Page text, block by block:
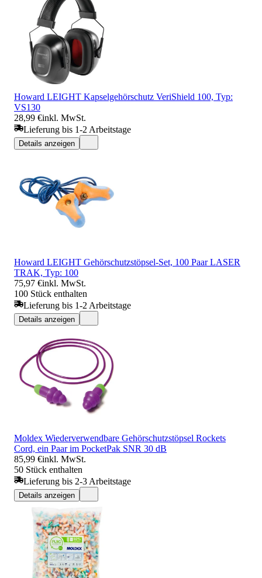
Howard LEIGHT Kapselgehörschutz VeriShield 100, Typ:
VS130
28,99 €inkl. MwSt.
Lieferung bis 1-2 Arbeitstage
Details anzeigen
Howard LEIGHT Gehörschutzstöpsel-Set, 100 Paar LASER
TRAK, Typ: 100
75,97 €inkl. MwSt.
100 Stück enthalten
Lieferung bis 1-2 Arbeitstage
Details anzeigen
Moldex Wiederverwendbare Gehörschutzstöpsel Rockets
Cord, ein Paar im PocketPak SNR 30 dB
85,99 €inkl. MwSt.
50 Stück enthalten
Lieferung bis 2-3 Arbeitstage
Details anzeigen